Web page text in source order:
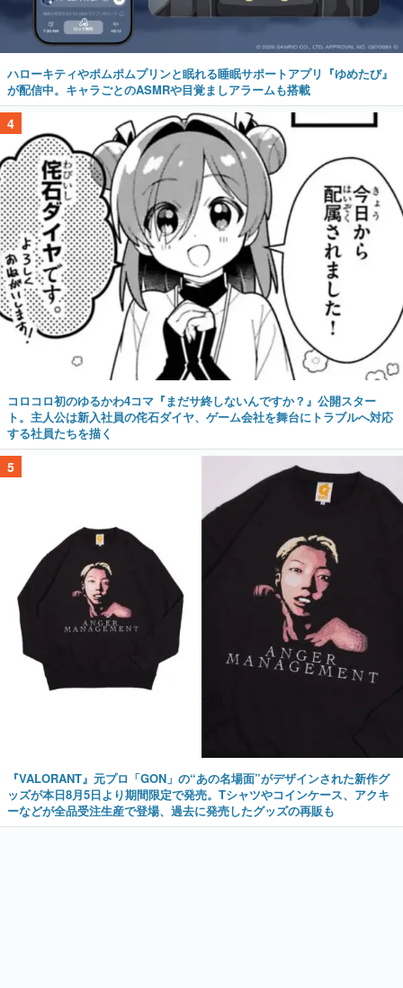
ハローキティやポムポムプリンと眠れる睡眠サポートアプリ『ゆめたび』
が配信中。キャラごとのASMRや目覚ましアラームも搭載
4
コロコロ初のゆるかわ4コマ『まだサ終しないんですか？』公開スター
ト。主人公は新入社員の侘石ダイヤ、ゲーム会社を舞台にトラブルへ対応
する社員たちを描く
5
『VALORANT』元プロ「GON」の“あの名場面”がデザインされた新作グ
ッズが本日8月5日より期間限定で発売。Tシャツやコインケース、アクキ
ーなどが全品受注生産で登場、過去に発売したグッズの再販も